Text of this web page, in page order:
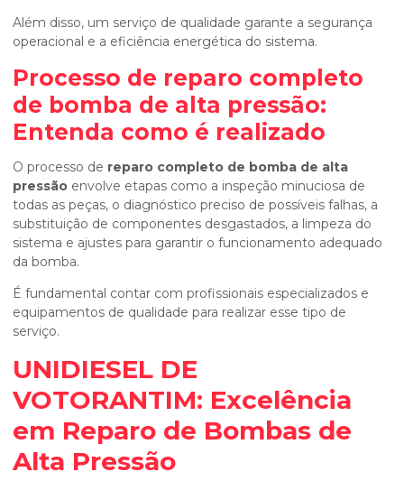
Além disso, um serviço de qualidade garante a segurança
operacional e a eficiência energética do sistema.
Processo de reparo completo
de bomba de alta pressão:
Entenda como é realizado
O processo de reparo completo de bomba de alta
pressão envolve etapas como a inspeção minuciosa de
todas as peças, o diagnóstico preciso de possíveis falhas, a
substituição de componentes desgastados, a limpeza do
sistema e ajustes para garantir o funcionamento adequado
da bomba.
É fundamental contar com profissionais especializados e
equipamentos de qualidade para realizar esse tipo de
serviço.
UNIDIESEL DE
VOTORANTIM: Excelência
em Reparo de Bombas de
Alta Pressão